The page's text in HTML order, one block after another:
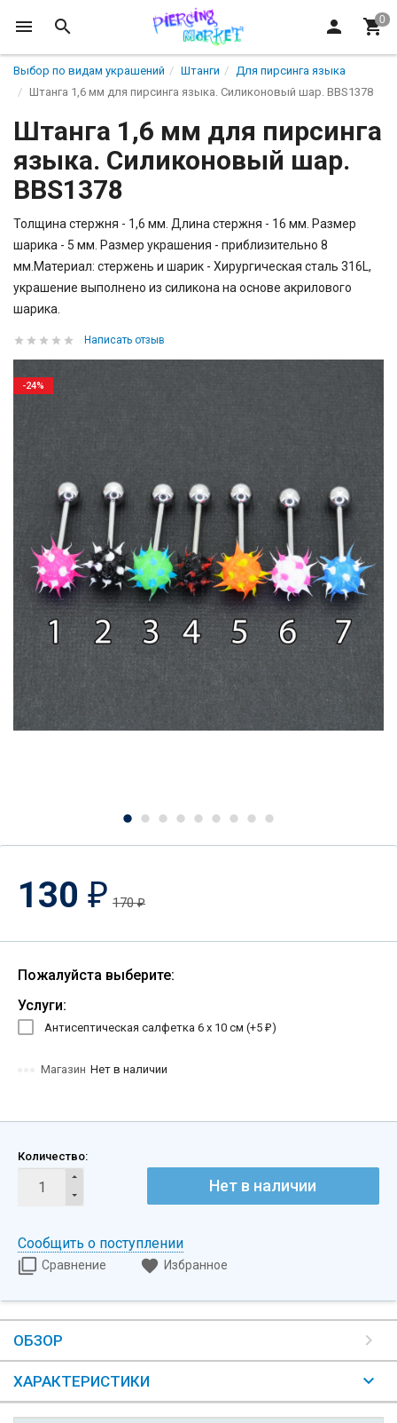
Выбор по видам украшений Штанги
Для пирсинга языка
Штанга 1,6 мм для пирсинга языка. Силиконовый шар. BBS1378
Штанга 1,6 мм для пирсинга
языка. Силиконовый шар.
BBS1378
Толщина стержня - 1,6 мм. Длина стержня - 16 мм. Размер
шарика - 5 мм. Размер украшения - приблизительно 8
мм.Материал: стержень и шарик - Хирургическая сталь 316L,
украшение выполнено из силикона на основе акрилового
шарика.
Написать отзыв
-24%
130 ₽ 170₽
Пожалуйста выберите:
Услуги:
Антисептическая салфетка 6 х 10 см (+5 ₽)
Магазин Нет в наличии
Количество:
Нет в наличии
Сообщить о поступлении
Сравнение Избранное
ОБЗОР
ХАРАКТЕРИСТИКИ